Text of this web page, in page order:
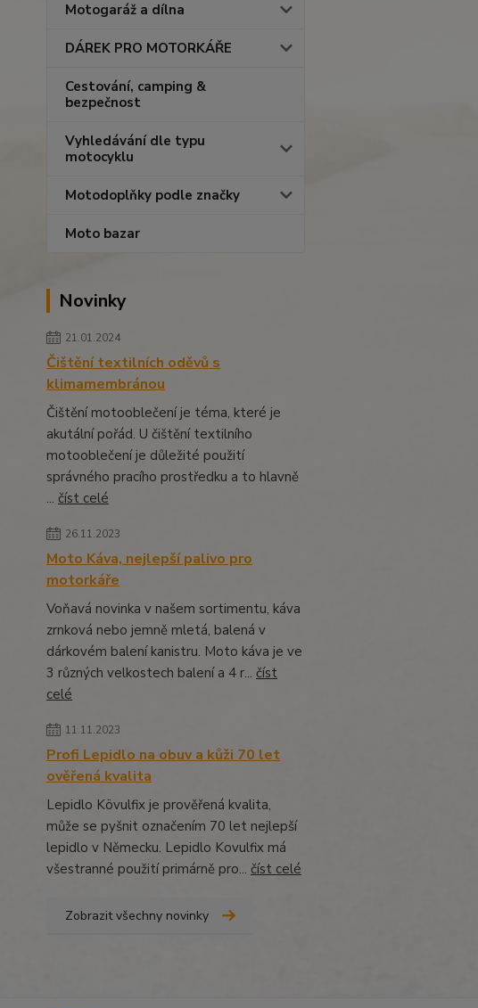
Motogaráž a dílna
DÁREK PRO MOTORKÁŘE
Cestování, camping &
bezpečnost
Vyhledávání dle typu
motocyklu
Motodoplňky podle značky
Moto bazar
Novinky
21.01.2024
Čištění textilních oděvů s
klimamembránou
Čištění motooblečení je téma, které je
akutální pořád. U čištění textilního
motooblečení je důležité použití
správného pracího prostředku a to hlavně
... číst celé
26.11.2023
Moto Káva, nejlepší palivo pro
motorkáře
Voňavá novinka v našem sortimentu, káva
zrnková nebo jemně mletá, balená v
dárkovém balení kanistru. Moto káva je ve
3 různých velkostech balení a 4 r... číst
celé
11.11.2023
Profi Lepidlo na obuv a kůži 70 let
ověřená kvalita
Lepidlo Kövulfix je prověřená kvalita,
může se pyšnit označením 70 let nejlepší
lepidlo v Německu. Lepidlo Kovulfix má
všestranné použití primárně pro... číst celé
Zobrazit všechny novinky